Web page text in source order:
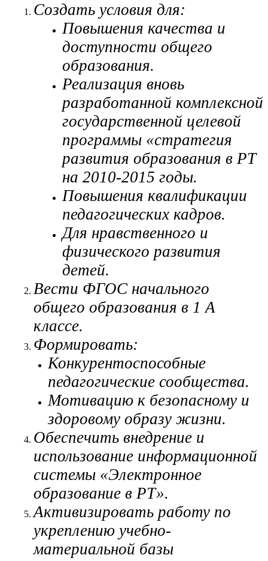
Создать условия для:
Повышения качества и
доступности общего
образования.
Реализация вновь
разработанной комплексной
государственной целевой
программы «стратегия
развития образования в РТ
на 2010-2015 годы.
Повышения квалификации
педагогических кадров.
Для нравственного и
физического развития
детей.
Вести ФГОС начального
общего образования в 1 А
классе.
Формировать:
Конкурентоспособные
педагогические сообщества.
Мотивацию к безопасному и
здоровому образу жизни.
Обеспечить внедрение и
использование информационной
системы «Электронное
образование в РТ».
Активизировать работу по
укреплению учебно-
материальной базы